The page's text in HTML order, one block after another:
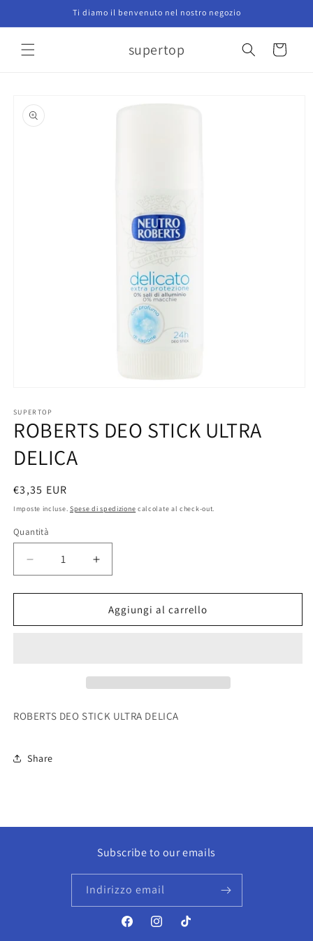
direttamente
ai contenuti
Ti diamo il benvenuto nel nostro negozio
supertop Carrello
informazioni
sul prodotto
multimediali
1
in
modale
SUPERTOP
ROBERTS DEO STICK ULTRA
DELICA
Prezzo
di
€3,35 EUR
Imposte incluse. Spese di spedizione calcolate al check-out.
Quantità
Diminuisci
quantità
per
DEO
Aumenta
quantità
per
ROBERTS
DEO
Aggiungi al carrello
ROBERTS DEO STICK ULTRA DELICA
Share
Subscribe to our emails
Indirizzo email
FacebookInstagramTikTok